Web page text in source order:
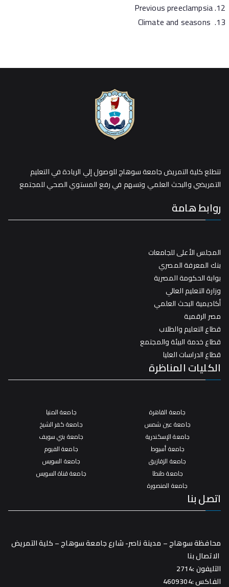
Previous preeclampsia
تتطلع كلية التمريض جامعة سوهاج للوصول إلي الريادة في التعليم
التمريضي والبحث العلمي وتسهم في رفع المستوي الصحي للمجتمع
روابط هامة
المجلس الأعلى للجامعات
بنك المعرفة المصري
بوابة الحكومة المصرية
وزارة التعليم العالي
أكاديمية البحث العلمي
مصر الرقمية
قطاع التعليم والطلاب
قطاع خدمة البيئة والمجتمع
قطاع الدراسات العليا
الكليات المناظرة
جامعة القاهرة
جامعة عين شمس
جامعة الإسكندرية
جامعة أسيوط
جامعة الزقازيق
جامعة طنطا
جامعة المنصورة
جامعة المنيا
جامعة كفر الشيخ
جامعة بني سويف
جامعة الفيوم
جامعة السويس
جامعة قناة السويس
اتصل بنا
محافظة سوهاج – مدينة ناصر- شارع جامعة سوهاج – كلية التمريض
الاتصال بنا
التليفون :2714
الفاكس :4609304